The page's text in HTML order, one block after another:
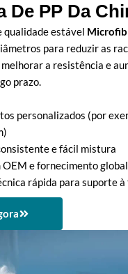
De PP Da
qualidade estável
para reduzir as
a resistência e
prazo.
personalizados (por
e fácil mistura
OEM e fornecimento
rápida para suporte